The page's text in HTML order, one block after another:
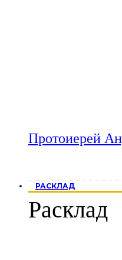
Протоиерей
РАСКЛАД
Расклад